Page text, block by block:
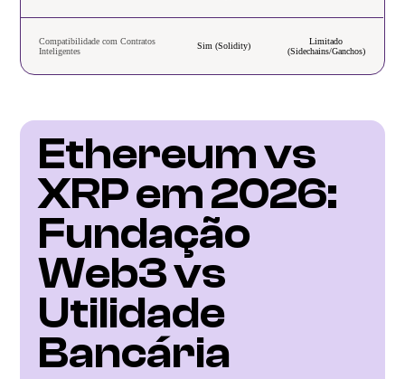
Compatibilidade com Contratos
Inteligentes
Sim (Solidity)
Limitado
(Sidechains/Ganchos)
Ethereum vs
XRP em 2026:
Fundação
Web3 vs
Utilidade
Bancária